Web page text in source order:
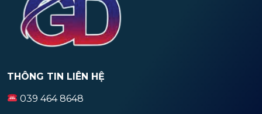
THÔNG TIN LIÊN HỆ
039 464 8648